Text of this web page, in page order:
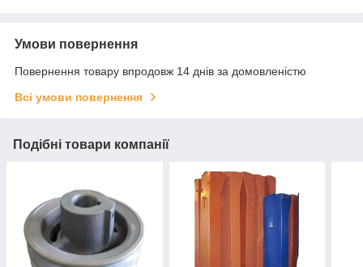
Умови повернення
Повернення товару впродовж 14 днів за домовленістю
Всі умови повернення
Подібні товари компанії